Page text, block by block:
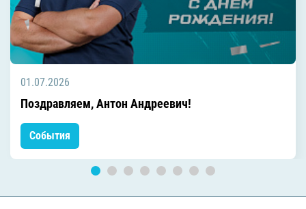
01.07.2026
Поздравляем, Антон Андреевич!
События